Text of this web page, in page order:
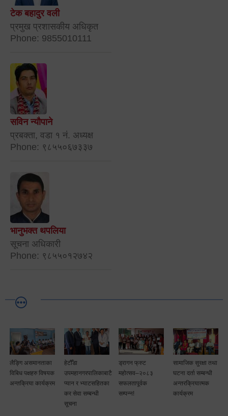
टेक बहादुर वली
प्रमुख प्रशासकीय अधिकृत
Phone: 9855010111
सविन न्यौपाने
प्रबक्ता, वडा १ नं. अध्यक्ष
Phone: ९८५५०६७३३७
भानुभक्त थपलिया
सूचना अधिकारी
Phone: ९८५५०१२७४२
लैङ्गि असमानताका
विबिध पक्षहरु विषयक
अन्तक्रिया कार्यक्रम
हेटौँडा
उपमहानगरपालिकाबाटै
प्यान र भ्याटसहितका
कर सेवा सम्बन्धी
सूचना
ड्रागन फ्रुट
महोत्सव–२०८३
सफलतापूर्वक
सम्पन्न!
सामाजिक सुरक्षा तथा
घटना दर्ता सम्बन्धी
अन्तरक्रियात्मक
कार्यक्रम